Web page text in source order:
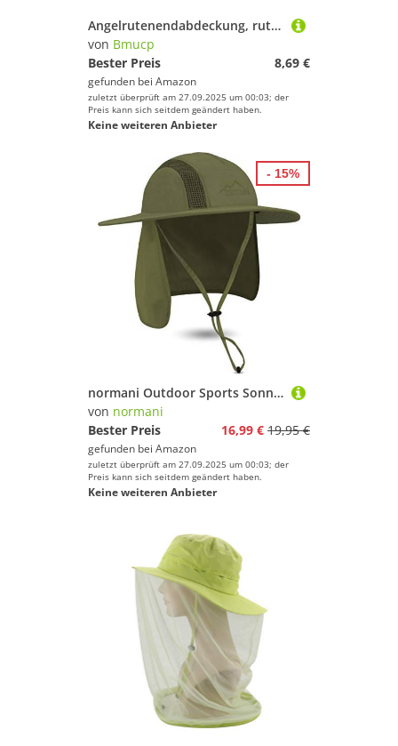
Angelrutenendabdeckung, rutschfeste Schutzhülle für Stöcke, langlebiger Angelhut | Praktische Rutenspitzen-Abdeckung, um Verschleiß zu vermeiden
von Bmucp
Bester Preis
8,69 €
gefunden bei Amazon
zuletzt überprüft am 27.09.2025 um 00:03; der
Preis kann sich seitdem geändert haben.
Keine weiteren Anbieter
normani Outdoor Sports Sonnenhut Buschhut Outdoor Schlapphut mit Nackenschutz und atmungsaktves Mesh-Gewebe [UV-Schutz 40+] Farbe Oliv Größe XL/61
von normani
Bester Preis
16,99 € 19,95 €
gefunden bei Amazon
zuletzt überprüft am 27.09.2025 um 00:03; der
Preis kann sich seitdem geändert haben.
Keine weiteren Anbieter
- 15%